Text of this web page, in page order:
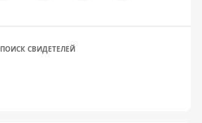
ПОИСК СВИДЕТЕЛЕЙ